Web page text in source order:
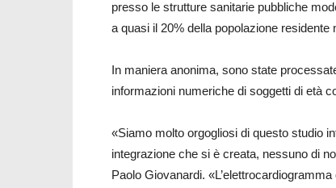
presso le strutture sanitarie pubbliche
a quasi il 20% della popolazione residente
In maniera anonima, sono state
informazioni numeriche di soggetti di età
«Siamo molto orgogliosi di questo studio
integrazione che si è creata, nessuno di
Paolo Giovanardi.